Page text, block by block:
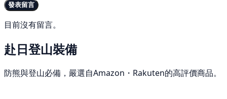
發表留言
目前沒有留言。
赴日登山裝備
防熊與登山必備，嚴選自Amazon・Rakuten的高評價商品。